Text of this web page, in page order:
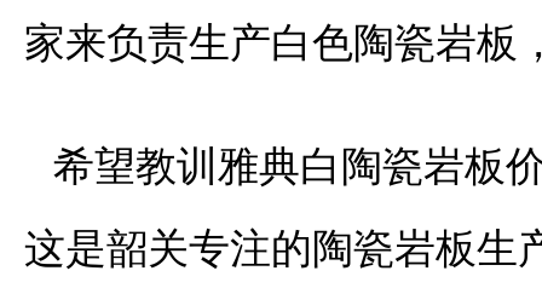
家来负责生产白色陶瓷岩板
希望教训雅典白陶瓷岩板
这是韶关专注的陶瓷岩板生